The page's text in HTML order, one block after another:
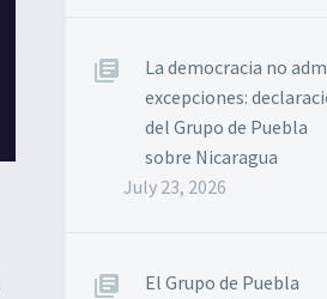
La democracia no
excepciones:
del Grupo de Puebla
sobre Nicaragua
July 23, 2026
El Grupo de Puebla